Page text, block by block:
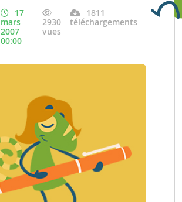
17
mars
2007
00:00
2930
vues
1811
téléchargements